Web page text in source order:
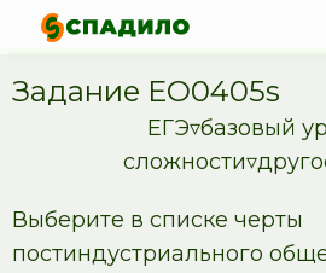
Задание EO0405s
ЕГЭ▿базовый
Выберите в списке черты
постиндустриального